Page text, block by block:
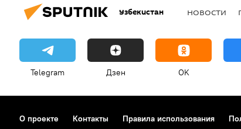
Узбекистан НОВОСТИ
Telegram Дзен OK
О проекте Контакты Правила использования